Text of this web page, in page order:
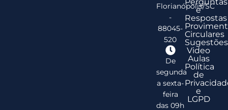
Florianópolis/SC
-
88045-
520
De
segunda
a sexta-
feira
das 09h
e
Respostas
Circulares
Sugestões
Video
Aulas
Política
de
e
LGPD